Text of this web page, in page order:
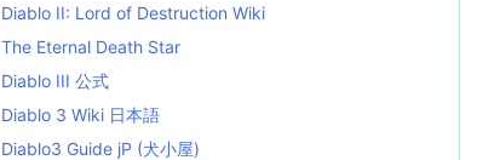
Diablo II: Lord of Destruction Wiki
The Eternal Death Star
Diablo III 公式
Diablo 3 Wiki 日本語
Diablo3 Guide jP (犬小屋)